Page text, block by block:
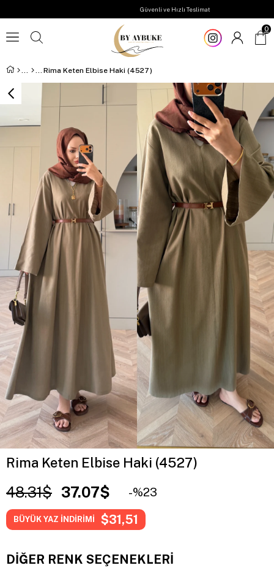
Güvenli ve Hızlı Teslimat
0
Rima Keten Elbise Haki (4527)
Rima Keten Elbise Haki (4527)
48.31$ 37.07$ 23
BÜYÜK YAZ İNDİRİMİ $31,51
DIĞER RENK SEÇENEKLERI